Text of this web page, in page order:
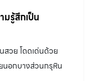
มรู้สึกเป็น
สวย โดดเด่นด้วย
นอกบางส่วนกรุหิน